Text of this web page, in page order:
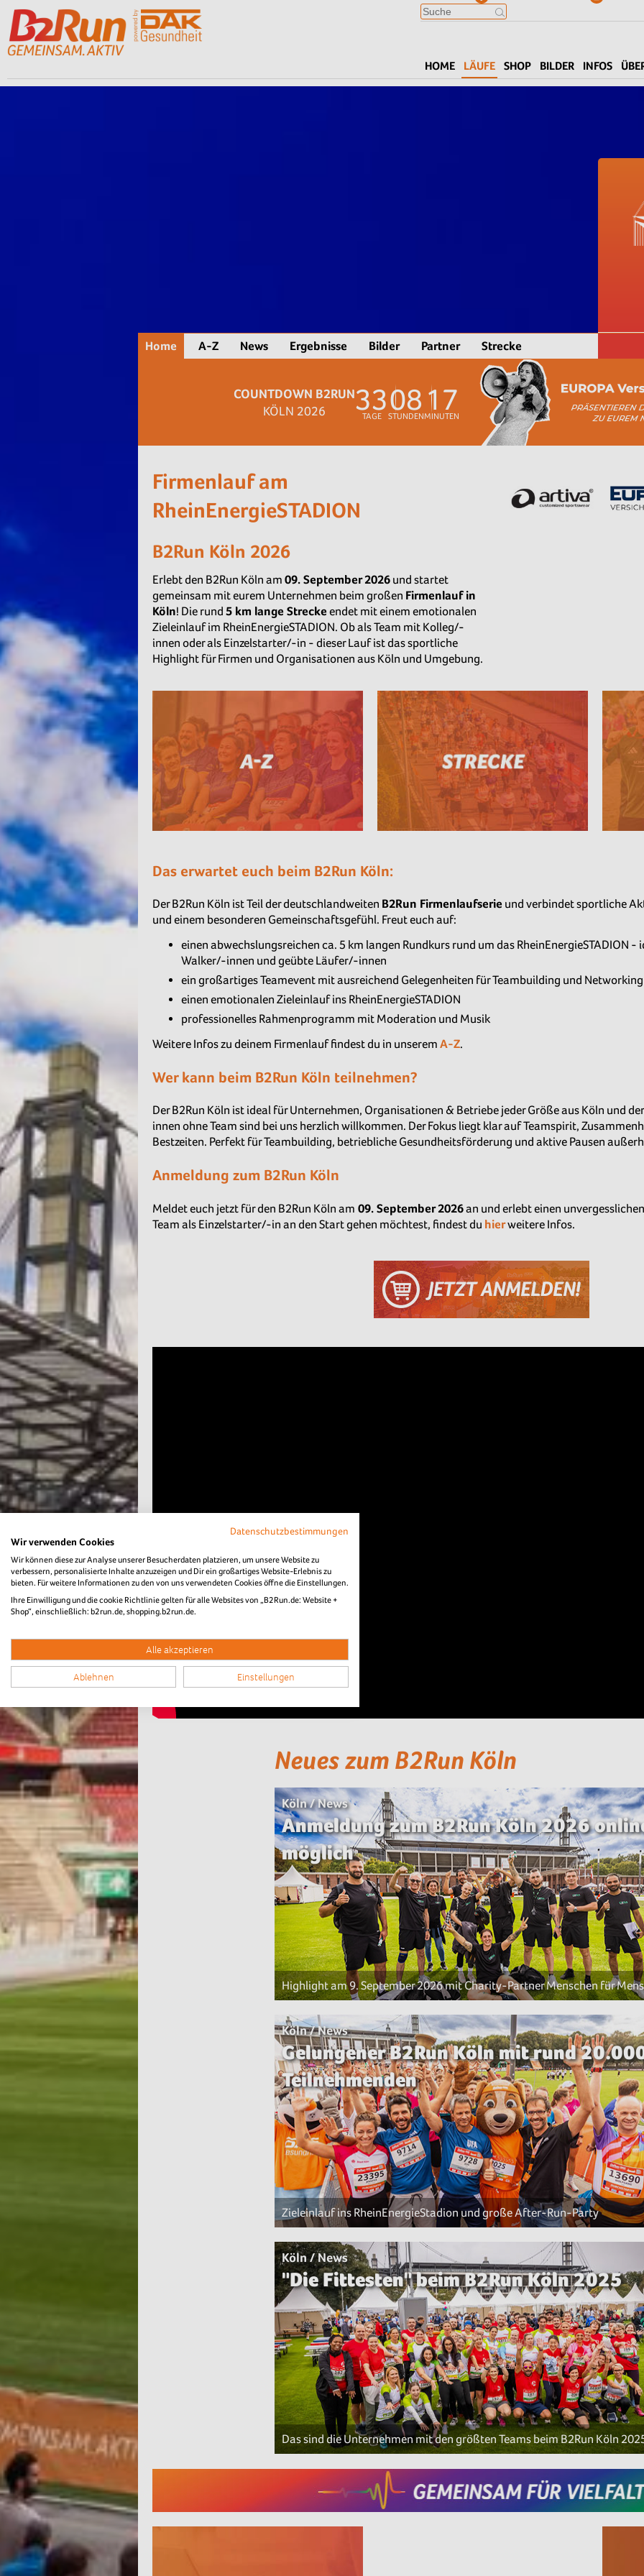
HOME LÄUFE SHOP BILDER INFOS
Home A-Z News Ergebnisse Bilder Partner Strecke
COUNTDOWN B2RUN
KÖLN 2026
33
TAGE 08
STUNDEN 1 7
MINUTEN
Firmenlauf am
RheinEnergieSTADION
B2Run Köln 2026
Erlebt den B2Run Köln am 09. September 2026 und startet
gemeinsam mit eurem Unternehmen beim großen Firmenlauf in
Köln! Die rund 5 km lange Streckeendet mit einem emotionalen
Zieleinlauf im RheinEnergieSTADION. Ob als Team mit Kolleg/-
innen oder als Einzelstarter/-in - dieser Lauf ist das sportliche
Highlight für Firmen und Organisationen aus Köln und Umgebung.
Das erwartet euch beim B2Run Köln:
Der B2Run Köln ist Teil der deutschlandweiten B2Run Firmenlaufserie und verbindet sportliche
und einem besonderen Gemeinschaftsgefühl. Freut euch auf:
einen abwechslungsreichen ca. 5 km langen Rundkurs rund um das RheinEnergieSTADION
Walker/-innen und geübte Läufer/-innen
ein großartiges Teamevent mit ausreichend Gelegenheiten für Teambuilding und Networking
einen emotionalen Zieleinlauf ins RheinEnergieSTADION
professionelles Rahmenprogramm mit Moderation und Musik
Weitere Infos zu deinem Firmenlauf findest du in unserem A-Z.
Wer kann beim B2Run Köln teilnehmen?
Der B2Run Köln ist ideal für Unternehmen, Organisationen & Betriebe jeder Größe aus Köln und
innen ohne Team sind bei uns herzlich willkommen. Der Fokus liegt klar auf Teamspirit,
Bestzeiten. Perfekt für Teambuilding, betriebliche Gesundheitsförderung und aktive Pausen
Anmeldung zum B2Run Köln
Meldet euch jetzt für den B2Run Köln am 09. September 2026an und erlebt einen
Team als Einzelstarter/-in an den Start gehen möchtest, findest du hierweitere Infos.
Neues zum B2Run Köln
Köln / News
Anmeldung zum B2Run Köln 2026
möglich
Highlight am 9. September 2026 mit Charity-Partner Menschen für
Köln / News
Gelungener B2Run Köln mit rund
Teilnehmenden
Zieleinlauf ins RheinEnergieStadion und große After-Run-Party
Köln / News
"Die Fittesten" beim B2Run Köln 2025
Das sind die Unternehmen mit den größten Teams beim B2Run Köln
Datenschutzbestimmungen
Wir verwenden Cookies
Wir können diese zur Analyse unserer Besucherdaten platzieren, um unsere Website zu
verbessern, personalisierte Inhalte anzuzeigen und Dir ein großartiges Website-Erlebnis zu
bieten. Für weitere Informationen zu den von uns verwendeten Cookies öffne die Einstellungen.
Ihre Einwilligung und die cookie Richtlinie gelten für alle Websites von „B2Run.de: Website +
Shop“, einschließlich: b2run.de, shopping.b2run.de.
Alle akzeptieren
Ablehnen Einstellungen